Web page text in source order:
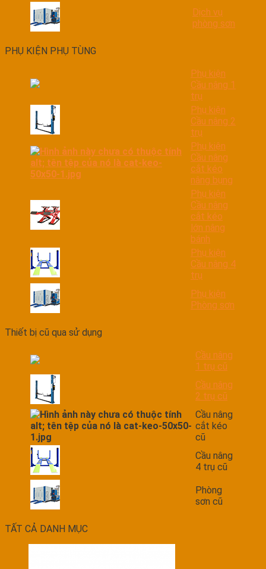
Dịch vụ
phòng sơn
PHỤ KIỆN PHỤ TÙNG
Phụ kiện
Cầu nâng 1
trụ
Phụ kiện
Cầu nâng 2
trụ
Phụ kiện
Cầu nâng
cắt kéo
nâng bụng
Phụ kiện
Cầu nâng
cắt kéo
lớn nâng
bánh
Phụ kiện
Cầu nâng 4
trụ
Phụ kiện
Phòng sơn
Thiết bị cũ qua sử dụng
Cầu nâng
1 trụ cũ
Cầu nâng
2 trụ cũ
Cầu nâng
cắt kéo
cũ
Cầu nâng
4 trụ cũ
Phòng
sơn cũ
TẤT CẢ DANH MỤC